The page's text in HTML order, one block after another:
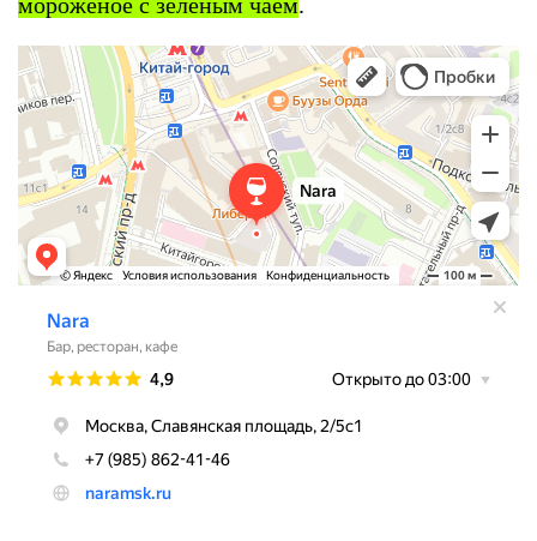
Nara
Бар в Москве
Ресторан в Москве